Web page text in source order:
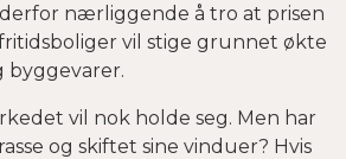
nærliggende å tro at prisen
vil stige grunnet økte
byggevarer.
vil nok holde seg. Men har
og skiftet sine vinduer? Hvis